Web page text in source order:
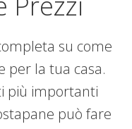
su come
per la tua casa.
più importanti
può fare